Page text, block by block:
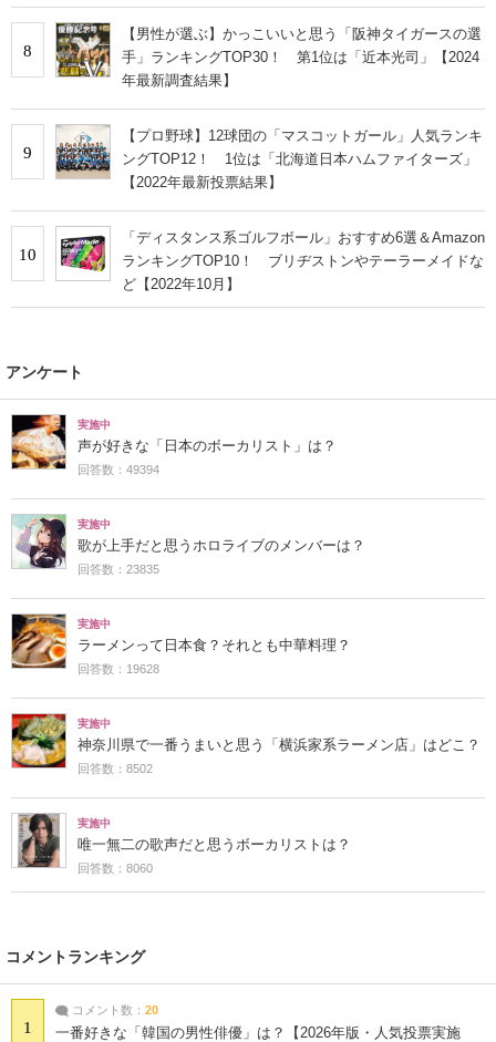
8
【男性が選ぶ】かっこいいと思う「阪神タイガースの選
手」ランキングTOP30！ 第1位は「近本光司」【2024
年最新調査結果】
9
【プロ野球】12球団の「マスコットガール」人気ランキ
ングTOP12！ 1位は「北海道日本ハムファイターズ」
【2022年最新投票結果】
10
「ディスタンス系ゴルフボール」おすすめ6選＆Amazon
ランキングTOP10！ ブリヂストンやテーラーメイドな
ど【2022年10月】
アンケート
実施中
声が好きな「日本のボーカリスト」は？
回答数：49394
実施中
歌が上手だと思うホロライブのメンバーは？
回答数：23835
実施中
ラーメンって日本食？それとも中華料理？
回答数：19628
実施中
神奈川県で一番うまいと思う「横浜家系ラーメン店」はどこ？
回答数：8502
実施中
唯一無二の歌声だと思うボーカリストは？
回答数：8060
コメントランキング
1
コメント数： 20
一番好きな「韓国の男性俳優」は？【2026年版・人気投票実施